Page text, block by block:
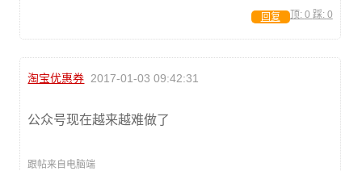
顶: 0 踩: 0
回复
淘宝优惠券 2017-01-03 09:42:31
公众号现在越来越难做了
跟帖来自电脑端